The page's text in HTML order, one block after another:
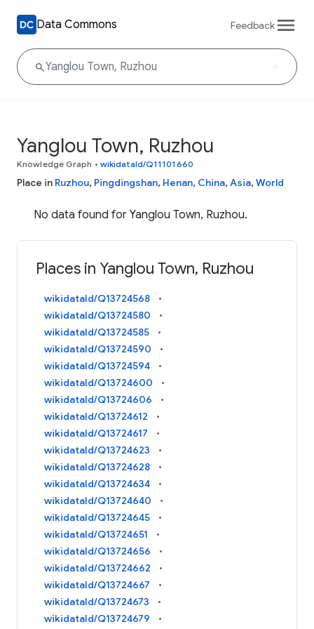
Data Commons Feedback
Yanglou Town, Ruzhou
Knowledge Graph • wikidataId/Q11101660
Place in Ruzhou, Pingdingshan, Henan, China, Asia, World
No data found for Yanglou Town, Ruzhou.
Places in Yanglou Town, Ruzhou
wikidataId/Q13724568
wikidataId/Q13724580
wikidataId/Q13724585
wikidataId/Q13724590
wikidataId/Q13724594
wikidataId/Q13724600
wikidataId/Q13724606
wikidataId/Q13724612
wikidataId/Q13724617
wikidataId/Q13724623
wikidataId/Q13724628
wikidataId/Q13724634
wikidataId/Q13724640
wikidataId/Q13724645
wikidataId/Q13724651
wikidataId/Q13724656
wikidataId/Q13724662
wikidataId/Q13724667
wikidataId/Q13724673
wikidataId/Q13724679